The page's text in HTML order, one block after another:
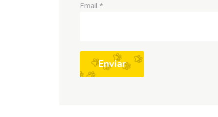
Email *